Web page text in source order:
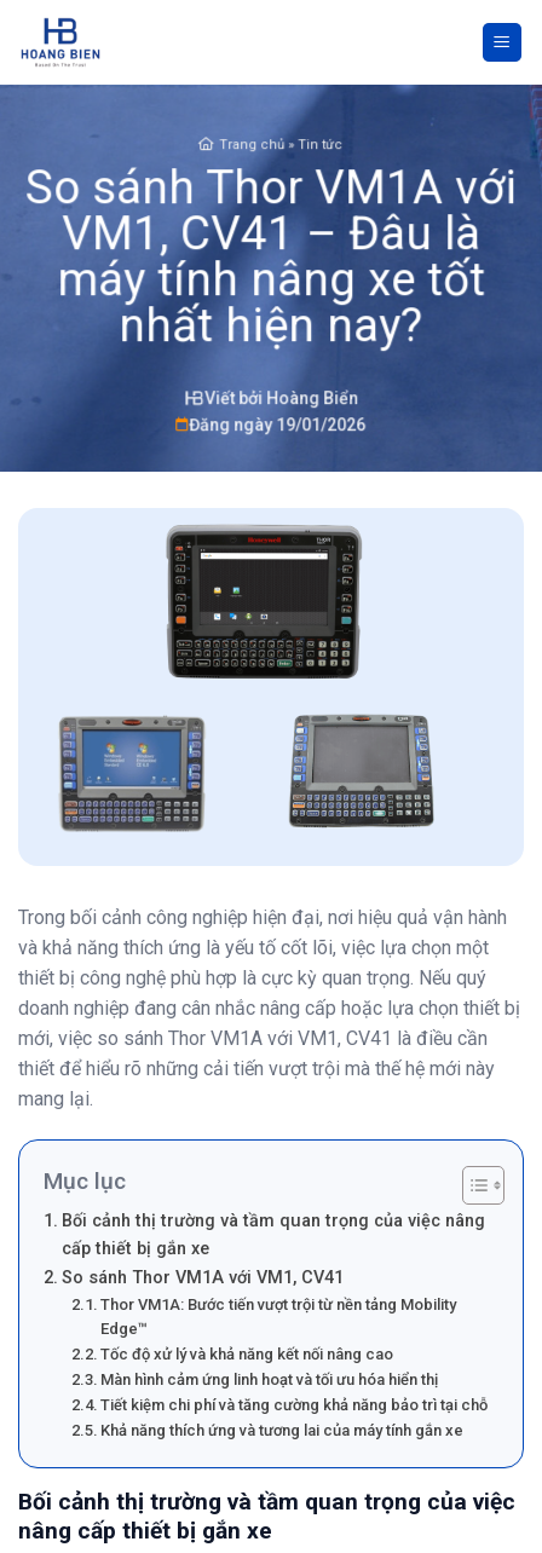
content
Trang chủ »Tin tức
So sánh Thor VM1A với
VM1, CV41 – Đâu là
máy tính nâng xe tốt
nhất hiện nay?
Viết bởi Hoàng Biển
Đăng ngày 19/01/2026
Trong bối cảnh công nghiệp hiện đại, nơi hiệu quả vận hành
và khả năng thích ứng là yếu tố cốt lõi, việc lựa chọn một
thiết bị công nghệ phù hợp là cực kỳ quan trọng. Nếu quý
doanh nghiệp đang cân nhắc nâng cấp hoặc lựa chọn thiết bị
mới, việc so sánh Thor VM1A với VM1, CV41 là điều cần
thiết để hiểu rõ những cải tiến vượt trội mà thế hệ mới này
mang lại.
Mục lục
Bối cảnh thị trường và tầm quan trọng của việc nâng
cấp thiết bị gắn xe
So sánh Thor VM1A với VM1, CV41
Thor VM1A: Bước tiến vượt trội từ nền tảng Mobility
Edge™
Tốc độ xử lý và khả năng kết nối nâng cao
Màn hình cảm ứng linh hoạt và tối ưu hóa hiển thị
Tiết kiệm chi phí và tăng cường khả năng bảo trì tại chỗ
Khả năng thích ứng và tương lai của máy tính gắn xe
Bối cảnh thị trường và tầm quan trọng của việc
nâng cấp thiết bị gắn xe